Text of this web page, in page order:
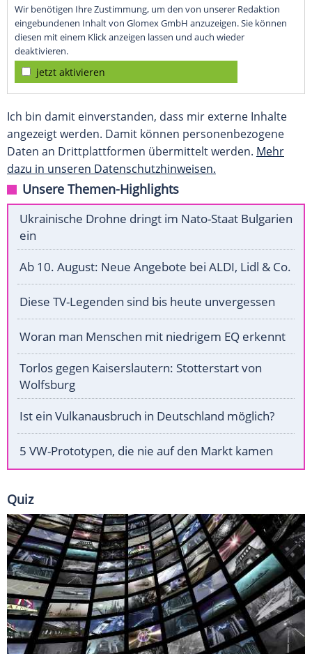
Wir benötigen Ihre Zustimmung, um den von unserer Redaktion
eingebundenen Inhalt von Glomex GmbH anzuzeigen. Sie können
diesen mit einem Klick anzeigen lassen und auch wieder
deaktivieren.
jetzt aktivieren
Ich bin damit einverstanden, dass mir externe Inhalte
angezeigt werden. Damit können personenbezogene
Daten an Drittplattformen übermittelt werden. Mehr
dazu in unseren Datenschutzhinweisen.
Unsere Themen-Highlights
Ukrainische Drohne dringt im Nato-Staat Bulgarien
ein
Ab 10. August: Neue Angebote bei ALDI, Lidl & Co.
Diese TV-Legenden sind bis heute unvergessen
Woran man Menschen mit niedrigem EQ erkennt
Torlos gegen Kaiserslautern: Stotterstart von
Wolfsburg
Ist ein Vulkanausbruch in Deutschland möglich?
5 VW-Prototypen, die nie auf den Markt kamen
Quiz